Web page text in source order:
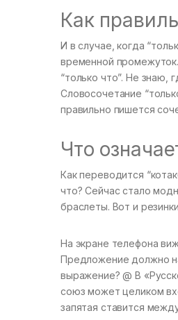
Как
И в случае, когда
временной
“только что”. Не знаю,
Словосочетание
правильно пишется
Что
Как переводится
что? Сейчас стало
браслеты. Вот и
На экране телефона
Предложение должно
выражение? @ В
союз может целиком
запятая ставится